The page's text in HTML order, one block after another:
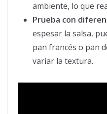
ambiente, lo que
Prueba con
espesar la salsa,
pan francés o pan
variar la textura.